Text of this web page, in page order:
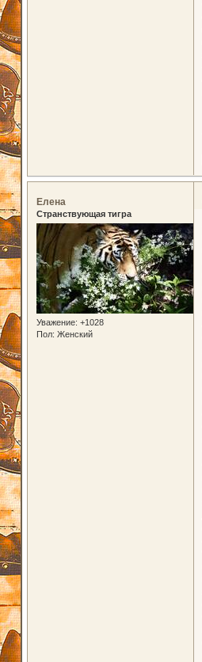
Елена
Странствующая тигра
Уважение: +1028
Пол: Женский